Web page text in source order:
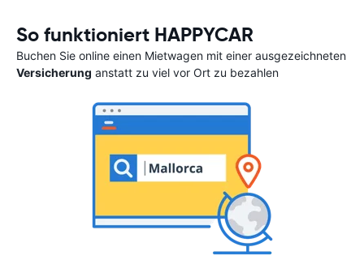
So funktioniert HAPPYCAR
Buchen Sie online einen Mietwagen mit einer ausgezeichneten
Versicherung anstatt zu viel vor Ort zu bezahlen